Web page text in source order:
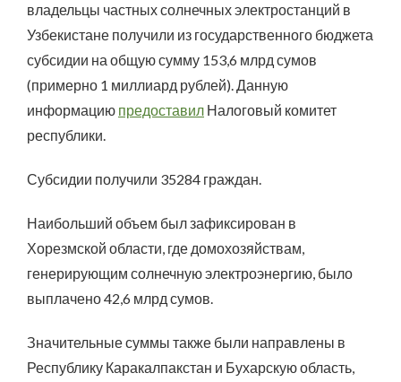
владельцы частных солнечных электростанций в
Узбекистане получили из государственного бюджета
субсидии на общую сумму 153,6 млрд сумов
(примерно 1 миллиард рублей). Данную
информацию предоставил Налоговый комитет
республики.
Субсидии получили 35284 граждан.
Наибольший объем был зафиксирован в
Хорезмской области, где домохозяйствам,
генерирующим солнечную электроэнергию, было
выплачено 42,6 млрд сумов.
Значительные суммы также были направлены в
Республику Каракалпакстан и Бухарскую область,